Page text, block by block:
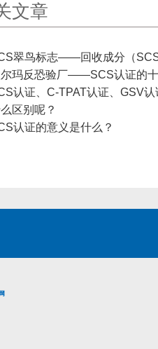
文章
翠鸟标志——回收成分（
玛反恐验厂——SCS认证的十
认证、C-TPAT认证、GSV
区别呢？
认证的意义是什么？